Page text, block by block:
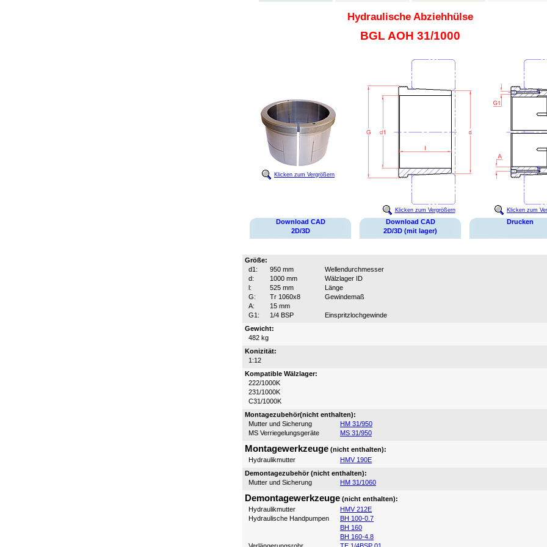
Hydraulische Abziehhülse
BGL AOH 31/1000
Klicken zum Vergrößern
Klicken zum Vergrößern Klicken zum
Download CAD
2D/3D
Download CAD
2D/3D (mit lager)
Drucken
Größe:
d1:
950 mm
Wellendurchmesser
d:
1000 mm
Wälzlager ID
l:
525 mm
Länge
G:
Tr 1060x8
Gewindemaß
A:
15 mm
G1:
1/4 BSP
Einspritzlochgewinde
Gewicht:
482 kg
Konizität:
1:12
Kompatible Wälzlager:
222/1000K
231/1000K
C31/1000K
Montagezubehör(nicht enthalten):
Mutter und Sicherung
HM 31/950
MS Verriegelungsgeräte
MS 31/950
Montagewerkzeuge (nicht enthalten):
Hydraulikmutter
HMV 190E
Demontagezubehör (nicht enthalten):
Mutter und Sicherung
HM 31/1060
Demontagewerkzeuge (nicht enthalten):
Hydraulikmutter
HMV 212E
Hydraulische Handpumpen
BH 100-0.7
BH 160
BH 160-4.8
Verlängerungsrohr
TE 1/4BSP 01